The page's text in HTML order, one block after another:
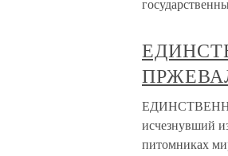
исчезнувший
питомниках